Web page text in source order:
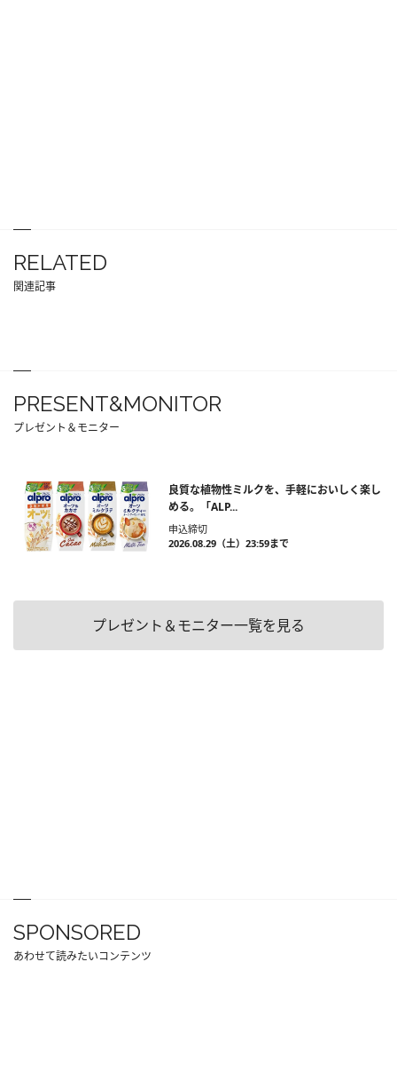
RELATED
関連記事
PRESENT&MONITOR
プレゼント＆モニター
良質な植物性ミルクを、手軽においしく楽し
める。「ALP...
申込締切
2026.08.29（土）23:59まで
プレゼント＆モニター一覧を見る
SPONSORED
あわせて読みたいコンテンツ